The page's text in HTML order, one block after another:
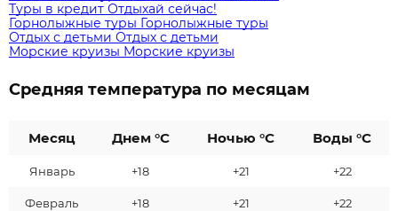
Туры в кредит Отдыхай сейчас!
Горнолыжные туры Горнолыжные туры
Отдых с детьми Отдых с детьми
Морские круизы Морские круизы
Средняя температура по месяцам
Месяц Днем °C Ночью °C Воды °C
Январь +18 +21 +22
Февраль +18 +21 +22